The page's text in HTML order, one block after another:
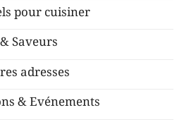
pour cuisiner
Saveurs
adresses
& Evénements